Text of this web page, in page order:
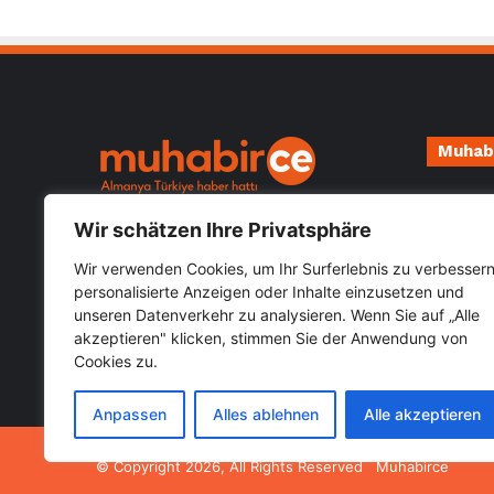
Wir schätzen Ihre Privatsphäre
Wir verwenden Cookies, um Ihr Surferlebnis zu
personalisierte Anzeigen oder Inhalte einzusetzen und
unseren Datenverkehr zu analysieren. Wenn Sie auf „Alle
akzeptieren" klicken, stimmen Sie der Anwendung von
Cookies zu.
Anpassen Alles ablehnen Alle akzeptieren
öğrenebileceğiniz hızlı güvenilir haber
Kategoriler
Kategoriler
© Copyright 2026, All Rights Reserved Muhabirce